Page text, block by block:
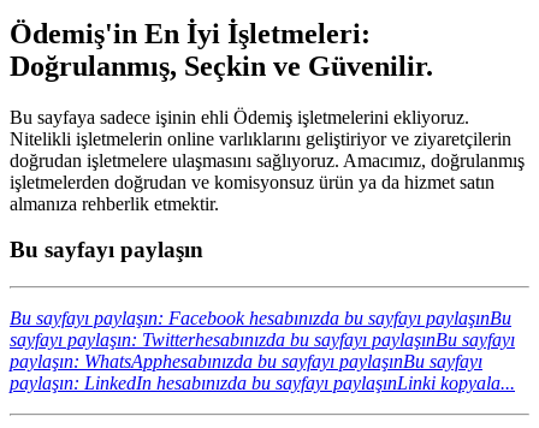
Ödemiş'in En İyi İşletmeleri:
Doğrulanmış, Seçkin ve Güvenilir.
Bu sayfaya sadece işinin ehli Ödemiş işletmelerini ekliyoruz.
Nitelikli işletmelerin online varlıklarını geliştiriyor ve ziyaretçilerin
doğrudan işletmelere ulaşmasını sağlıyoruz. Amacımız, doğrulanmış
işletmelerden doğrudan ve komisyonsuz ürün ya da hizmet satın
almanıza rehberlik etmektir.
Bu sayfayı paylaşın
Bu sayfayı paylaşın: Facebook hesabınızda bu sayfayı paylaşınBu
sayfayı paylaşın: Twitterhesabınızda bu sayfayı paylaşınBu sayfayı
paylaşın: WhatsApphesabınızda bu sayfayı paylaşınBu sayfayı
paylaşın: LinkedIn hesabınızda bu sayfayı paylaşınLinki kopyala...